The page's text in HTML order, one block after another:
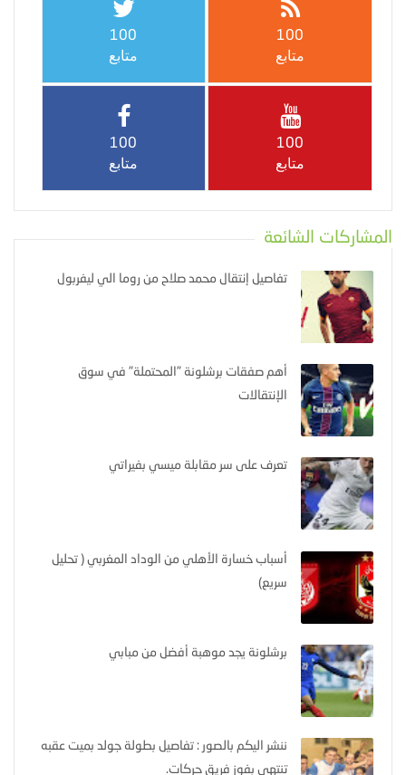
100
متابع
100
متابع
100
متابع
100
متابع
المشاركات الشائعة
تفاصيل إنتقال محمد صلاح من روما الي ليفربول
أهم صفقات برشلونة "المحتملة" في سوق
الإنتقالات
تعرف على سر مقابلة ميسي بفيراتي
أسباب خسارة الأهلي من الوداد المغربي ( تحليل
سريع)
برشلونة يجد موهبة أفضل من مبابي
ننشر اليكم بالصور : تفاصيل بطولة جولد بميت عقبه
تنتهي بفوز فريق حركات.